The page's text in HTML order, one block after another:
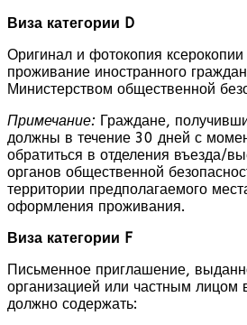
Виза категории D
Оригинал и фотокопия
проживание иностранного
Министерством общественной
Примечание: Граждане,
должны в течение 30 дней с
обратиться в отделения въезда/
органов общественной
территории предполагаемого
оформления проживания.
Виза категории F
Письменное приглашение,
организацией или частным лицом
должно содержать: